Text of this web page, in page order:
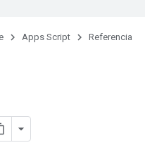
Apps Script Referencia